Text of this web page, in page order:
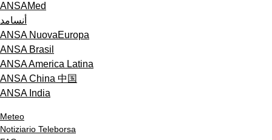
ANSAMed
أنسامد
ANSA NuovaEuropa
ANSA Brasil
ANSA America Latina
ANSA China 中国
ANSA India
Meteo
Notiziario Teleborsa